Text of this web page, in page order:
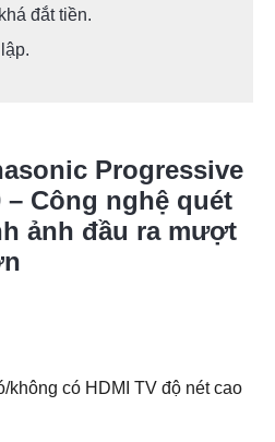
đắt tiền.
Progressive
– Công nghệ quét
ảnh đầu ra mượt
không có HDMI TV độ nét cao